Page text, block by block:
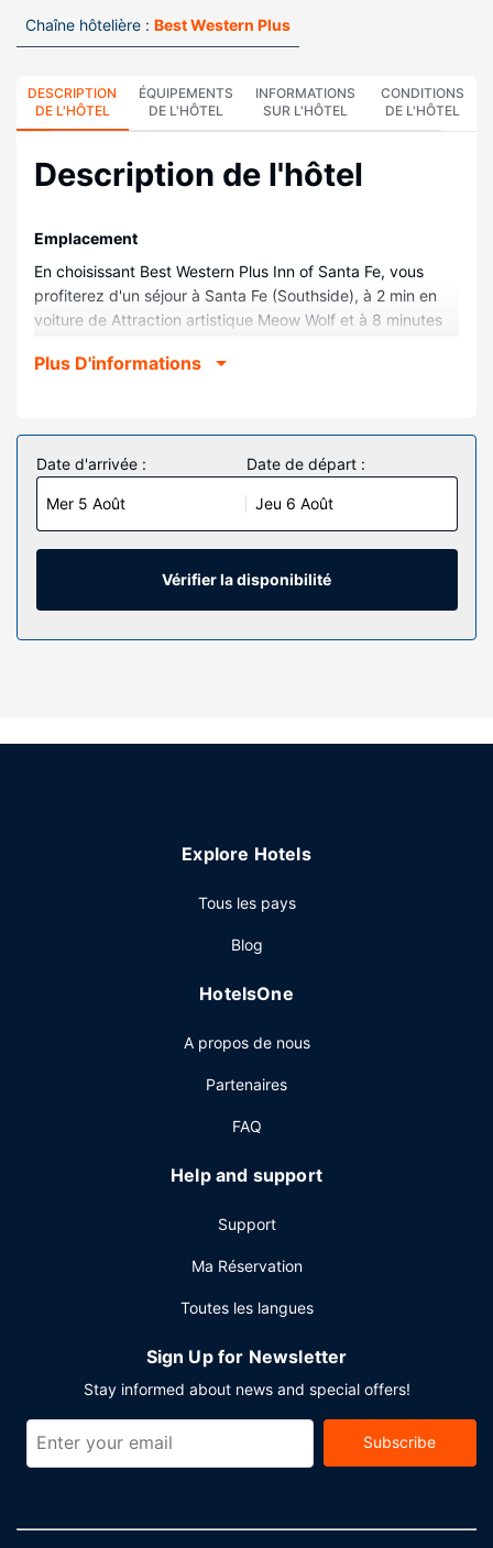
Chaîne hôtelière : Best Western Plus
DESCRIPTION
DE L'HÔTEL
ÉQUIPEMENTS
DE L'HÔTEL
INFORMATIONS
SUR L'HÔTEL
CONDITIONS
DE L'HÔTEL
Description de l'hôtel
Emplacement
En choisissant Best Western Plus Inn of Santa Fe, vous
profiterez d'un séjour à Santa Fe (Southside), à 2 min en
voiture de Attraction artistique Meow Wolf et à 8 minutes
Loretto Chapel et à 18,1 km de Santa Fe Opera.
Les 95 chambres climatisées de l'hébergement vous
invitent à la détente et comprennent un micro-ondes et
une télévision LCD. L'accès Wi-Fi à Internet (en
supplément) vous permet de rester en contact avec le
reste du monde et votre divertissement est assuré par des
chaînes par câble. Une salle de bain privée avec un
ensemble douche/baignoire est à votre disposition. Vous y
trouvez également des articles de toilette gratuits et un
également l'accès Wi-Fi à Internet gratuit, une cheminée
d'affaires, un service de départ express et une réception
ouverte 24 h/24. Un parking gratuit est disponible dans
Plus D'informations
Date d'arrivée :
Mer 5 Août
Date de départ :
Jeu 6 Août
Vérifier la disponibilité
Explore Hotels
Tous les pays
Blog
HotelsOne
A propos de nous
Partenaires
FAQ
Help and support
Support
Ma Réservation
Toutes les langues
Sign Up for Newsletter
Stay informed about news and special offers!
Subscribe